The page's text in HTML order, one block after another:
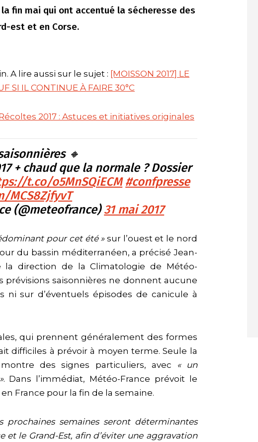
fin mai qui ont accentué la sécheresse des
est et en Corse.
A lire aussi sur le sujet : [MOISSON 2017] LE
SI IL CONTINUE À FAIRE 30°C
2017 : Astuces et initiatives originales
🔸
+ chaud que la normale ? Dossier
t.co/o5MnSQiECM #confpresse
MCS8ZjfyvT
(@meteofrance)31 mai 2017
pour cet été »sur l’ouest et le nord
du bassin méditerranéen, a précisé Jean-
la direction de la Climatologie de Météo-
prévisions saisonnières ne donnent aucune
ni sur d’éventuels épisodes de canicule à
qui prennent généralement des formes
difficiles à prévoir à moyen terme. Seule la
des signes particuliers, avec
« un
. Dans l’immédiat, Météo-France prévoit le
France pour la fin de la semaine.
prochaines semaines seront déterminantes
et le Grand-Est, afin d’éviter une aggravation